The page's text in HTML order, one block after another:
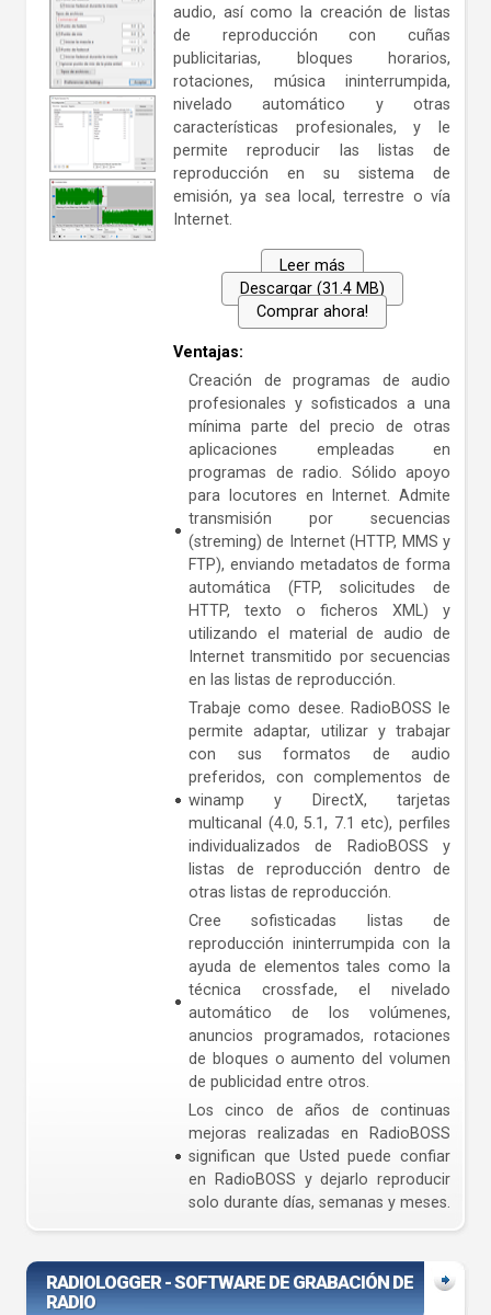
audio, así como la creación de listas
de reproducción con cuñas
publicitarias, bloques horarios,
rotaciones, música ininterrumpida,
nivelado automático y otras
características profesionales, y le
permite reproducir las listas de
reproducción en su sistema de
emisión, ya sea local, terrestre o vía
Internet.
Leer más
Descargar (31.4 MB)
Comprar ahora!
Ventajas:
Creación de programas de audio
profesionales y sofisticados a una
mínima parte del precio de otras
aplicaciones empleadas en
programas de radio. Sólido apoyo
para locutores en Internet. Admite
transmisión por secuencias
(streming) de Internet (HTTP, MMS y
FTP), enviando metadatos de forma
automática (FTP, solicitudes de
HTTP, texto o ficheros XML) y
utilizando el material de audio de
Internet transmitido por secuencias
en las listas de reproducción.
Trabaje como desee. RadioBOSS le
permite adaptar, utilizar y trabajar
con sus formatos de audio
preferidos, con complementos de
winamp y DirectX, tarjetas
multicanal (4.0, 5.1, 7.1 etc), perfiles
individualizados de RadioBOSS y
listas de reproducción dentro de
otras listas de reproducción.
Cree sofisticadas listas de
reproducción ininterrumpida con la
ayuda de elementos tales como la
técnica crossfade, el nivelado
automático de los volúmenes,
anuncios programados, rotaciones
de bloques o aumento del volumen
de publicidad entre otros.
Los cinco de años de continuas
mejoras realizadas en RadioBOSS
significan que Usted puede confiar
en RadioBOSS y dejarlo reproducir
solo durante días, semanas y meses.
RADIOLOGGER - SOFTWARE DE GRABACIÓN DE
RADIO